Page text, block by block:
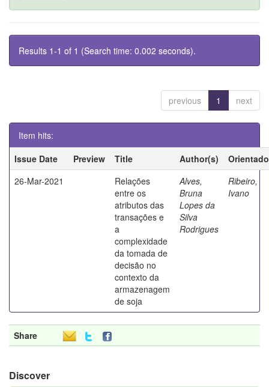
Results 1-1 of 1 (Search time: 0.002 seconds).
previous 1 next
Item hits:
Issue Date
Preview Title Author(s)
26-Mar-2021
Relações
entre os
atributos das
transações e
a
complexidade
da tomada de
decisão no
contexto da
armazenagem
de soja
Alves,
Bruna
Lopes da
Silva
Rodrigues
Ribeiro,
Ivano
Share
Discover